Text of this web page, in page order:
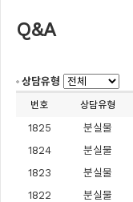
Q&A
상담유형
번호 상담유형
1825 분실물
1824
분실물
1823
분실물
1822
분실물